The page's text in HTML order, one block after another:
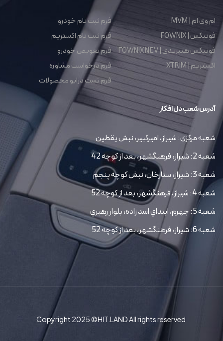
ام وی ام | MVM
فونیکس | FOWNIX
فونیکس هیبریدی | FOWNIX NEV
اکستریم | XTRIM
فرم ثبت نام خودرو
فرم ثبت نام اکستریم
فرم تعویض خودرو
فرم درخواست مشاوره
فرم تست درایو محصولات
آدرس شعب دل افکار
شعبه مرکزی: شیراز، امیرکبیر، نبش یقطین
شعبه 2: شیراز، فرهنگشهر، بعد از کوچه 42
شعبه 3: شیراز، ستارخان، نبش کوچه پنجم
شعبه 4: شیراز، فرهنگشهر، بعد از کوچه 52
شعبه 5: جهرم، ابتداي اسد زاده، بلوار رهبري
شعبه 6: شیراز، فرهنگشهر، بعد از کوچه 52